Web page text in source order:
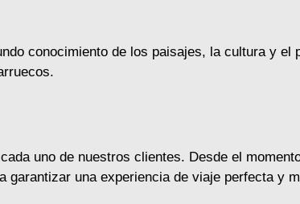
conocimiento de los paisajes, la cultura y el
uno de nuestros clientes. Desde el
una experiencia de viaje perfecta y